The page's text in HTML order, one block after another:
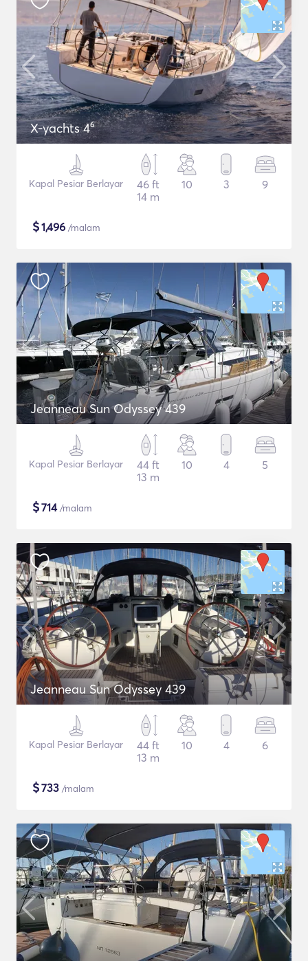
X-yachts 4⁶
Kapal Pesiar Berlayar
46 ft
14 m
10 3 9
$1,496 /malam
Jeanneau Sun Odyssey 439
Kapal Pesiar Berlayar
44 ft
13 m
10 4 5
$714/malam
Jeanneau Sun Odyssey 439
Kapal Pesiar Berlayar
44 ft
13 m
10 4 6
$733 /malam